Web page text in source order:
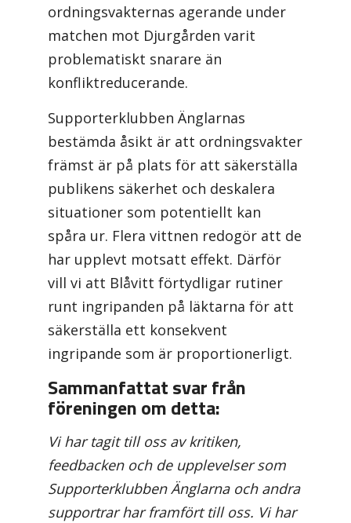
ordningsvakternas agerande under
matchen mot Djurgården varit
problematiskt snarare än
konfliktreducerande.
Supporterklubben Änglarnas
bestämda åsikt är att ordningsvakter
främst är på plats för att säkerställa
publikens säkerhet och deskalera
situationer som potentiellt kan
spåra ur. Flera vittnen redogör att de
har upplevt motsatt effekt. Därför
vill vi att Blåvitt förtydligar rutiner
runt ingripanden på läktarna för att
säkerställa ett konsekvent
ingripande som är proportionerligt.
Sammanfattat svar från
föreningen om detta:
Vi har tagit till oss av kritiken,
feedbacken och de upplevelser som
Supporterklubben Änglarna och andra
supportrar har framfört till oss. Vi har